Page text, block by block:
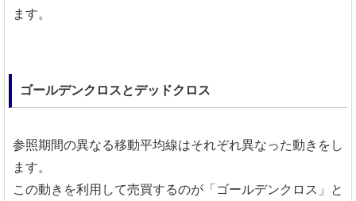
ます。
ゴールデンクロスとデッドクロス
参照期間の異なる移動平均線はそれぞれ異なった動きをし
ます。
この動きを利用して売買するのが「ゴールデンクロス」と